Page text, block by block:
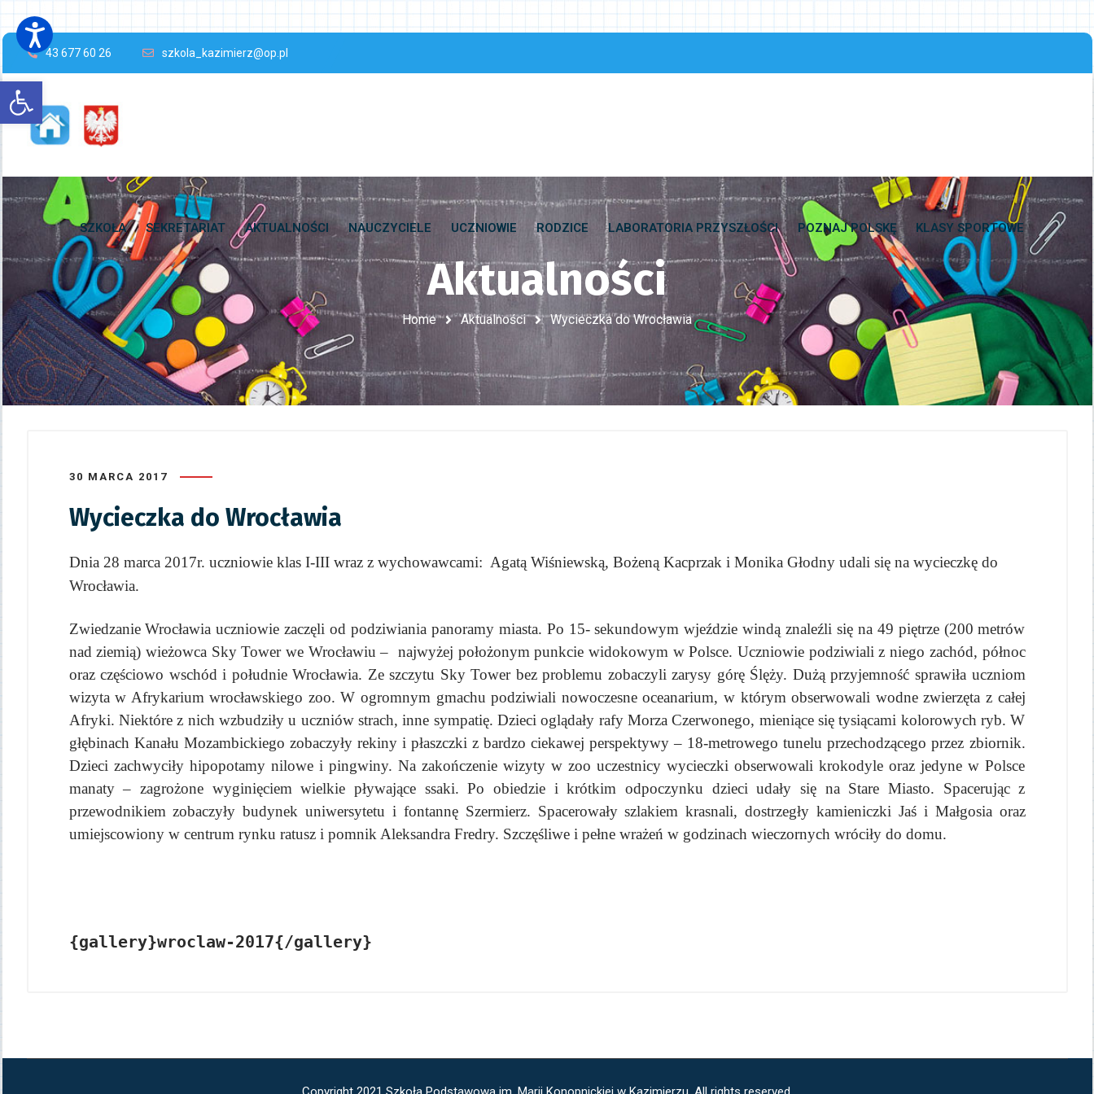
Open toolbar
43 677 60 26 szkola_kazimierz@op.pl
SZKOŁA SEKRETARIAT AKTUALNOŚCI NAUCZYCIELE UCZNIOWIE RODZICE LABORATORIA PRZYSZŁOŚCI POZNAJ POLSKĘ KLASY SPORTOWE
Aktualności
Home Aktualności Wycieczka do Wrocławia
30 MARCA 2017
Wycieczka do Wrocławia
Dnia 28 marca 2017r. uczniowie klas I-III wraz z wychowawcami: Agatą Wiśniewską, Bożeną Kacprzak i Monika Głodny udali się na wycieczkę do
Wrocławia.
Zwiedzanie Wrocławia uczniowie zaczęli od podziwiania panoramy miasta. Po 15- sekundowym wjeździe windą znaleźli się na 49 piętrze (200 metrów
nad ziemią) wieżowca Sky Tower we Wrocławiu – najwyżej położonym punkcie widokowym w Polsce. Uczniowie podziwiali z niego zachód, północ
oraz częściowo wschód i południe Wrocławia. Ze szczytu Sky Tower bez problemu zobaczyli zarysy górę Ślęży. Dużą przyjemność sprawiła uczniom
wizyta w Afrykarium wrocławskiego zoo. W ogromnym gmachu podziwiali nowoczesne oceanarium, w którym obserwowali wodne zwierzęta z całej
Afryki. Niektóre z nich wzbudziły u uczniów strach, inne sympatię. Dzieci oglądały rafy Morza Czerwonego, mieniące się tysiącami kolorowych ryb. W
głębinach Kanału Mozambickiego zobaczyły rekiny i płaszczki z bardzo ciekawej perspektywy – 18-metrowego tunelu przechodzącego przez zbiornik.
Dzieci zachwyciły hipopotamy nilowe i pingwiny. Na zakończenie wizyty w zoo uczestnicy wycieczki obserwowali krokodyle oraz jedyne w Polsce
manaty – zagrożone wyginięciem wielkie pływające ssaki. Po obiedzie i krótkim odpoczynku dzieci udały się na Stare Miasto. Spacerując z
przewodnikiem zobaczyły budynek uniwersytetu i fontannę Szermierz. Spacerowały szlakiem krasnali, dostrzegły kamieniczki Jaś i Małgosia oraz
umiejscowiony w centrum rynku ratusz i pomnik Aleksandra Fredry. Szczęśliwe i pełne wrażeń w godzinach wieczornych wróciły do domu.
{gallery}wroclaw-2017{/gallery}